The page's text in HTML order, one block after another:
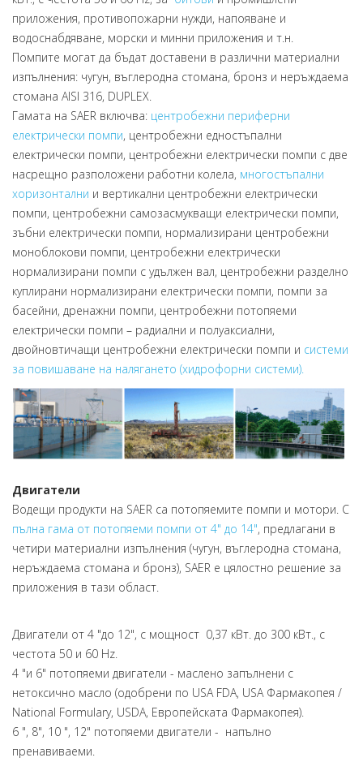
приложения, противопожарни нужди, напояване и
водоснабдяване, морски и минни приложения и т.н.
Помпите могат да бъдат доставени в различни материални
изпълнения: чугун, въглеродна стомана, бронз и неръждаема
стомана AISI 316, DUPLEX.
Гамата на SAER включва: центробежни периферни
електрически помпи, центробежни едностъпални
електрически помпи, центробежни електрически помпи с две
насрещно разположени работни колела, многостъпални
хоризонтални и вертикални центробежни електрически
помпи, центробежни самозасмукващи електрически помпи,
зъбни електрически помпи, нормализирани центробежни
моноблокови помпи, центробежни електрически
нормализирани помпи с удължен вал, центробежни разделно
куплирани нормализирани електрически помпи, помпи за
басейни, дренажни помпи, центробежни потопяеми
електрически помпи – радиални и полуаксиални,
двойновтичащи центробежни електрически помпи и системи
за повишаване на налягането (хидрофорни системи).
Двигатели
Водещи продукти на SAER са потопяемите помпи и мотори. С
пълна гама от потопяеми помпи от 4" до 14", предлагани в
четири материални изпълнения (чугун, въглеродна стомана,
неръждаема стомана и бронз), SAER е цялостно решение за
приложения в тази област.
Двигатели от 4 "до 12", с мощност 0,37 кВт. до 300 кВт., с
честота 50 и 60 Hz.
4 "и 6" потопяеми двигатели - маслено запълнени с
нетоксично масло (одобрени по USA FDA, USA Фармакопея /
National Formulary, USDA, Европейската Фармакопея).
6 ", 8", 10 ", 12" потопяеми двигатели - напълно
пренавиваеми.